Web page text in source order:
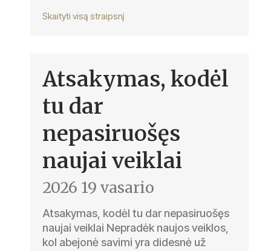
Skaityti visą straipsnį
Atsakymas, kodėl
tu dar
nepasiruošęs
naujai veiklai
2026 19 vasario
Atsakymas, kodėl tu dar nepasiruošęs
naujai veiklai Nepradėk naujos veiklos,
kol abejonė savimi yra didesnė už